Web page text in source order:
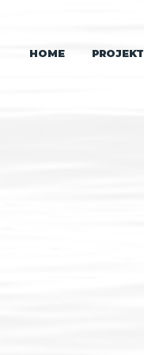
HOME PROJEKT